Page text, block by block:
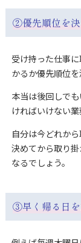
②優先順位を決
受け持った仕事
かるか優先順位を
本当は後回しで
ければいけない
自分は今どれか
決めてから取り
なるでしょう。
③早く帰る日を